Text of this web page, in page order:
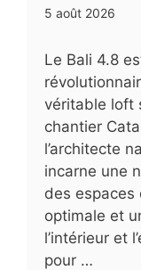
5 août 2026
Le Bali 4.8
véritable loft
chantier
l’architecte
incarne une
des espaces
optimale et
l’intérieur et
pour …